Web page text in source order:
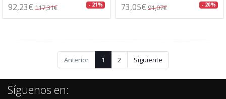
92,23€ 117,31€ - 21% 73,05€ 91,07€ - 20%
Anterior 1 2 Siguiente
Síguenos en: